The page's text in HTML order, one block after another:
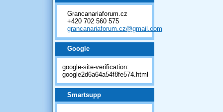
Grancanariaforum.cz
+420 702 560 575
grancanariaforum.cz@gmail.com
Google
google-site-verification:
google2d6a64a54f8fe574.html
Smartsupp